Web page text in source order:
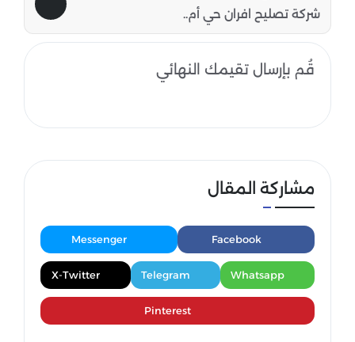
شركة تصليح افران حي أم..
قُم بإرسال تقيمك النهائي
مشاركة المقال
Facebook
Messenger
Whatsapp
Telegram
X-Twitter
Pinterest